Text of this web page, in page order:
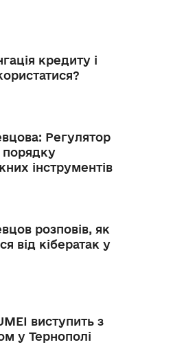
кредиту і
Регулятор
порядку
інструментів
розповів, як
від кібератак у
виступить з
у Тернополі